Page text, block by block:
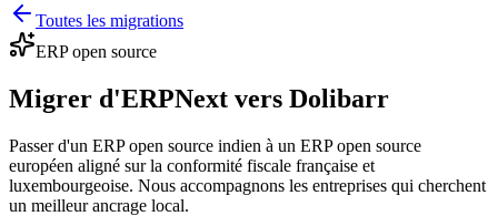
Toutes les migrations
ERP open source
Migrer d'ERPNext vers Dolibarr
Passer d'un ERP open source indien à un ERP open source
européen aligné sur la conformité fiscale française et
luxembourgeoise. Nous accompagnons les entreprises qui cherchent
un meilleur ancrage local.